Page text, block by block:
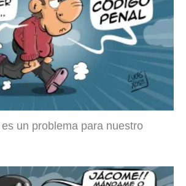
un problema para nuestro